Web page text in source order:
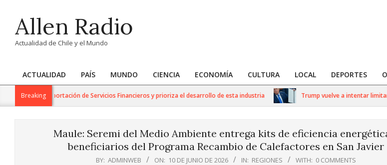
contentAllen Radio
Actualidad de Chile y el Mundo
Primary
Navigation
ACTUALIDAD PAÍS MUNDO CIENCIA ECONOMÍA CULTURA LOCAL DEPORTES
Breaking
para la Exportación de Servicios Financieros y prioriza el desarrollo de esta industria Trump vuelve a intentar limitar la
Maule: Seremi del Medio Ambiente entrega kits de eficiencia
beneficiarios del Programa Recambio de Calefactores en San Javier
BY: ADMINWEB ON: 10 DE JUNIO DE 2026 IN: REGIONES WITH: 0 COMMENTS